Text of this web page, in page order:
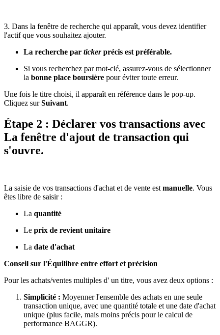
3. Dans la fenêtre de recherche qui apparaît, vous devez identifier
l'actif que vous souhaitez ajouter.
La recherche par tickerprécis est préférable.
Si vous recherchez par mot-clé, assurez-vous de sélectionner
la bonne place boursière pour éviter toute erreur.
Une fois le titre choisi, il apparaît en référence dans le pop-up.
Cliquez surSuivant.
Étape 2 : Déclarer vos transactions avec
La fenêtre d'ajout de transaction qui
s'ouvre.
La saisie de vos transactions d'achat et de vente est manuelle. Vous
êtes libre de saisir :
La quantité
Le prix de revient unitaire
La date d'achat
Conseil sur l'Équilibre entre effort et précision
Pour les achats/ventes multiples d' un titre, vous avez deux options :
Simplicité : Moyenner l'ensemble des achats en une seule
transaction unique, avec une quantité totale et une date d'achat
unique (plus facile, mais moins précis pour le calcul de
performance BAGGR).